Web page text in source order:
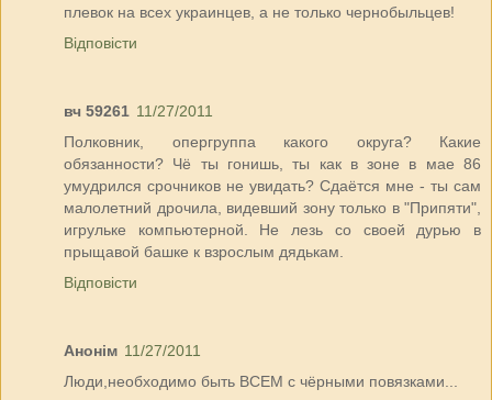
плевок на всех украинцев, а не только чернобыльцев!
Відповісти
вч 59261 11/27/2011
Полковник, опергруппа какого округа? Какие
обязанности? Чё ты гонишь, ты как в зоне в мае 86
умудрился срочников не увидать? Сдаётся мне - ты сам
малолетний дрочила, видевший зону только в "Припяти",
игрульке компьютерной. Не лезь со своей дурью в
прыщавой башке к взрослым дядькам.
Відповісти
Анонім 11/27/2011
Люди,необходимо быть ВСЕМ с чёрными повязками...